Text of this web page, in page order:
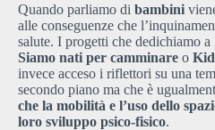
Quando parliamo di bambini
alle conseguenze che
salute. I progetti che dedichiamo
Siamo nati per camminare o
invece acceso i riflettori su una
secondo piano ma che è
che la mobilità e l’uso dello
loro sviluppo psico-fisico.